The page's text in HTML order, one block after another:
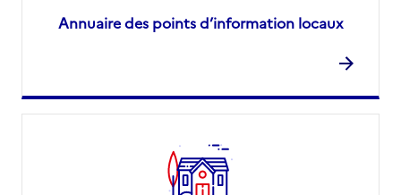
Annuaire des points d’information locaux